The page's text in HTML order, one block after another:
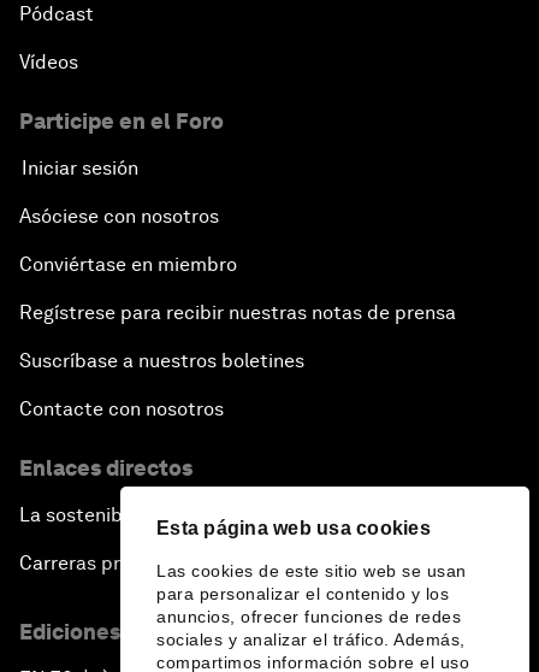
Esta página web usa cookies
Las cookies de este sitio web se usan
para personalizar el contenido y los
anuncios, ofrecer funciones de redes
sociales y analizar el tráfico. Además,
compartimos información sobre el uso
Pódcast
Vídeos
Participe en el Foro
Iniciar sesión
Asóciese con nosotros
Conviértase en miembro
Regístrese para recibir nuestras notas de prensa
Suscríbase a nuestros boletines
Contacte con nosotros
Enlaces directos
La sostenibilidad en el Foro
Carreras profesionales
Ediciones en otros idiomas